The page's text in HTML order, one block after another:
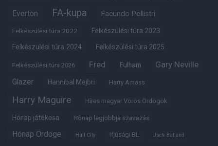
Everton FA-kupa Facundo Pellistri
Felkészülési túra 2022 Felkészülési túra 2023
Felkészülési túra 2024 Felkészülési túra 2025
Felkészülési túra 2026 Fred Fulham Gary Neville
Glazer Hannibal Mejbri Harry Amass
Harry Maguire Híres magyar Vörös Ördögök
Hónap játékosa Hónap legjobbja szavazás
Hónap Ördöge Hull City Ifjúsági BL Jack Butland